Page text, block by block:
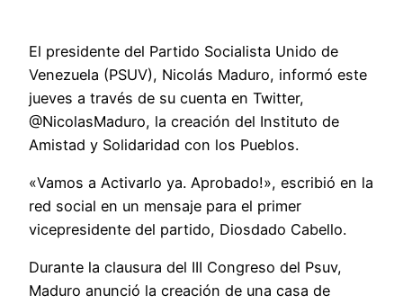
El presidente del Partido Socialista Unido de
Venezuela (PSUV), Nicolás Maduro, informó este
jueves a través de su cuenta en Twitter,
@NicolasMaduro, la creación del Instituto de
Amistad y Solidaridad con los Pueblos.
«Vamos a Activarlo ya. Aprobado!», escribió en la
red social en un mensaje para el primer
vicepresidente del partido, Diosdado Cabello.
Durante la clausura del III Congreso del Psuv,
Maduro anunció la creación de una casa de